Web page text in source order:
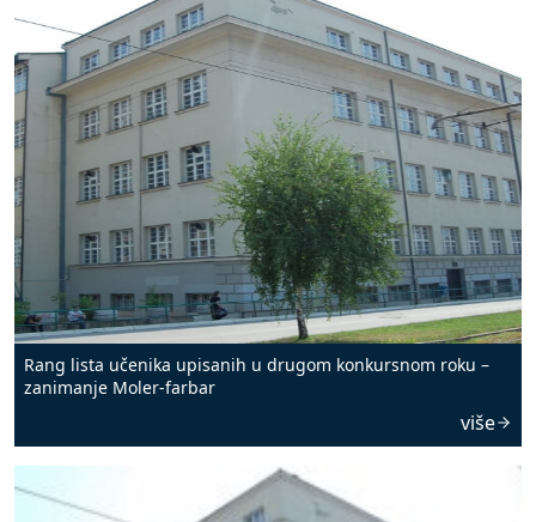
Rang lista učenika upisanih u drugom konkursnom roku –
zanimanje Moler-farbar
više